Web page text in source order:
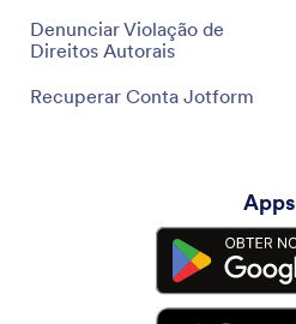
Denunciar Violação de
Direitos Autorais
Recuperar Conta Jotform
Apps